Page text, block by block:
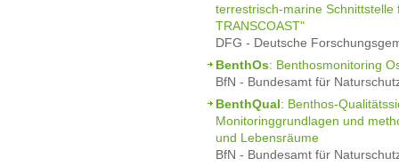
terrestrisch-marine Schnittstelle
TRANSCOAST"
DFG - Deutsche
BenthOs: Benthosmonitoring
BfN - Bundesamt für
BenthQual: Benthos-
Monitoringgrundlagen und
und Lebensräume
BfN - Bundesamt für